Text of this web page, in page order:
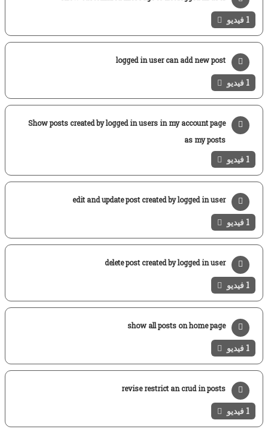
1 فيديو
logged in user can add new post
1 فيديو
Show posts created by logged in users in my account page
as my posts
1 فيديو
edit and update post created by logged in user
1 فيديو
delete post created by logged in user
1 فيديو
show all posts on home page
1 فيديو
revise restrict an crud in posts
1 فيديو